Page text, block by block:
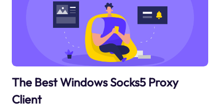
The Best Windows Socks5 Proxy
Client